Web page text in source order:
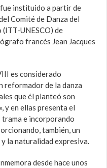
instituido a partir de
Comité de Danza del
UNESCO) de
francés Jean Jacques
es considerado
reformador de la danza
que él planteó son
y en ellas presenta el
trama e incorporando
también, un
la naturalidad expresiva.
desde hace unos